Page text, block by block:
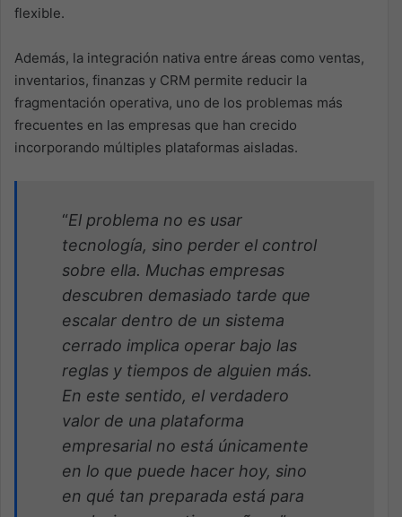
flexible.
Además, la integración nativa entre áreas como ventas,
inventarios, finanzas y CRM permite reducir la
fragmentación operativa, uno de los problemas más
frecuentes en las empresas que han crecido
incorporando múltiples plataformas aisladas.
“El problema no es usar
tecnología, sino perder el control
sobre ella. Muchas empresas
descubren demasiado tarde que
escalar dentro de un sistema
cerrado implica operar bajo las
reglas y tiempos de alguien más.
En este sentido, el verdadero
valor de una plataforma
empresarial no está únicamente
en lo que puede hacer hoy, sino
en qué tan preparada está para